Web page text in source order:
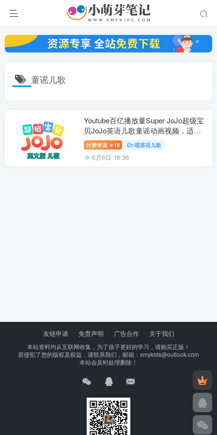
童谣儿歌
Youtube百亿播放量Super JoJo超级宝
贝JoJo英语儿歌童谣动画视频，适合0-
8岁，全314集，1080P高清视频带英文
字幕，百度云网盘下载
付费资源 ￥ 18 唱英语儿歌
6月6日 16:36
友链申请 免责声明 广告合作 关于我们
本站资料均从互联网收集，为了孩子更好的学习，请购买正版！
若侵犯了您的版权及权益，请联系我们，邮箱：xmykids@outlook.com
本站会及时处理删除！